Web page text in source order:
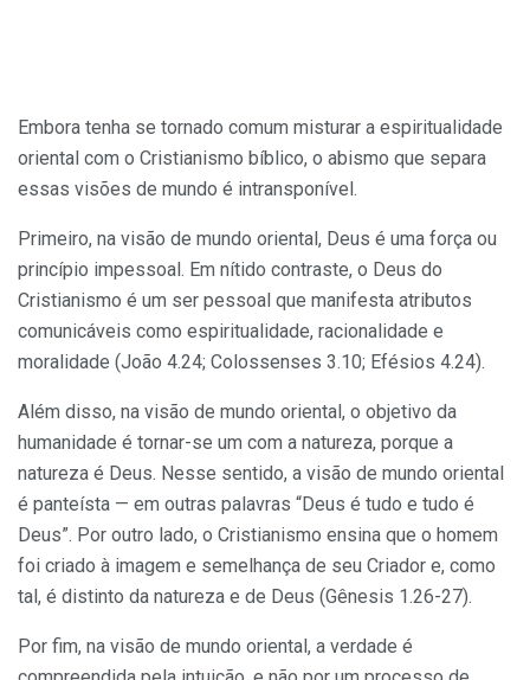
Embora tenha se tornado comum misturar a espiritualidade
oriental com o Cristianismo bíblico, o abismo que separa
essas visões de mundo é intransponível.
Primeiro, na visão de mundo oriental, Deus é uma força ou
princípio impessoal. Em nítido contraste, o Deus do
Cristianismo é um ser pessoal que manifesta atributos
comunicáveis como espiritualidade, racionalidade e
moralidade (João 4.24; Colossenses 3.10; Efésios 4.24).
Além disso, na visão de mundo oriental, o objetivo da
humanidade é tornar-se um com a natureza, porque a
natureza é Deus. Nesse sentido, a visão de mundo oriental
é panteísta — em outras palavras “Deus é tudo e tudo é
Deus”. Por outro lado, o Cristianismo ensina que o homem
foi criado à imagem e semelhança de seu Criador e, como
tal, é distinto da natureza e de Deus (Gênesis 1.26-27).
Por fim, na visão de mundo oriental, a verdade é